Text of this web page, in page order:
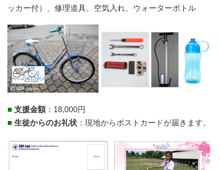
ッカー付）、修理道具、空気入れ、ウォーターボトル
■ 支援金額 ：18,000円
■ 生徒からのお礼状 ：現地からポストカードが届きます。